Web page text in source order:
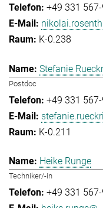
+49 331
K-0.238
Stefanie
Postdoc
+49 331
K-0.211
Heike Runge
Techniker/-in
+49 331